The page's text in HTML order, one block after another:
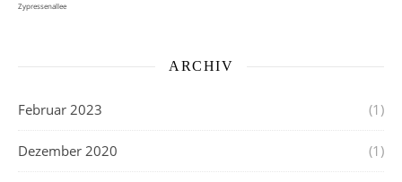
Zypressenallee
ARCHIV
Februar 2023 (1)
Dezember 2020 (1)